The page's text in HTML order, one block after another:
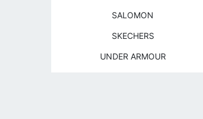
SALOMON
SKECHERS
UNDER ARMOUR